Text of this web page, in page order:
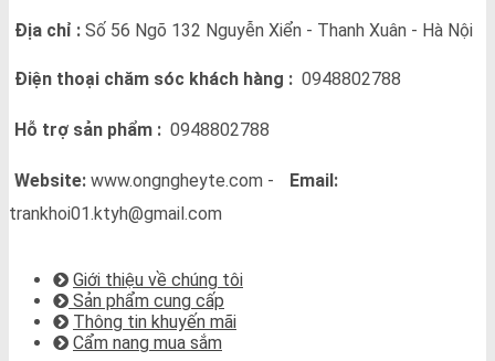
Địa chỉ : Số 56 Ngõ 132 Nguyễn Xiển - Thanh Xuân - Hà Nội
Điện thoại chăm sóc khách hàng : 0948802788
Hỗ trợ sản phẩm : 0948802788
Website: www.ongngheyte.com -
Email:
trankhoi01.ktyh@gmail.com
Giới thiệu về chúng tôi
Sản phẩm cung cấp
Thông tin khuyến mãi
Cẩm nang mua sắm